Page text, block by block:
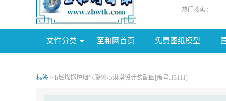
热门搜索：
文件分类 至和网首页 免费图纸模型
标签 > h燃煤锅炉烟气脱硫喷淋塔设计装配图[编号:13111]